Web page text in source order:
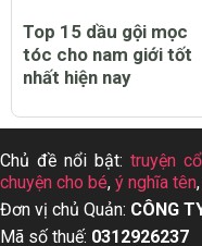
áo trắng sạch tốt nhất
hiện nay